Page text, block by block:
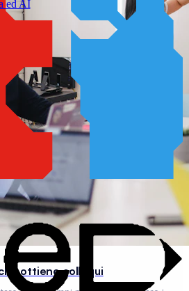
ottiene colloqui
e gli esempi pratici per superare i